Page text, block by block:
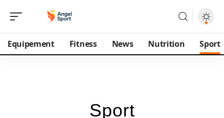
Equipement Fitness News Nutrition Sport
Sport